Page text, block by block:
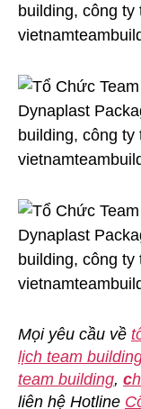
Mọi yêu cầu về
lịch team
team building, c
liên hệ Hotline